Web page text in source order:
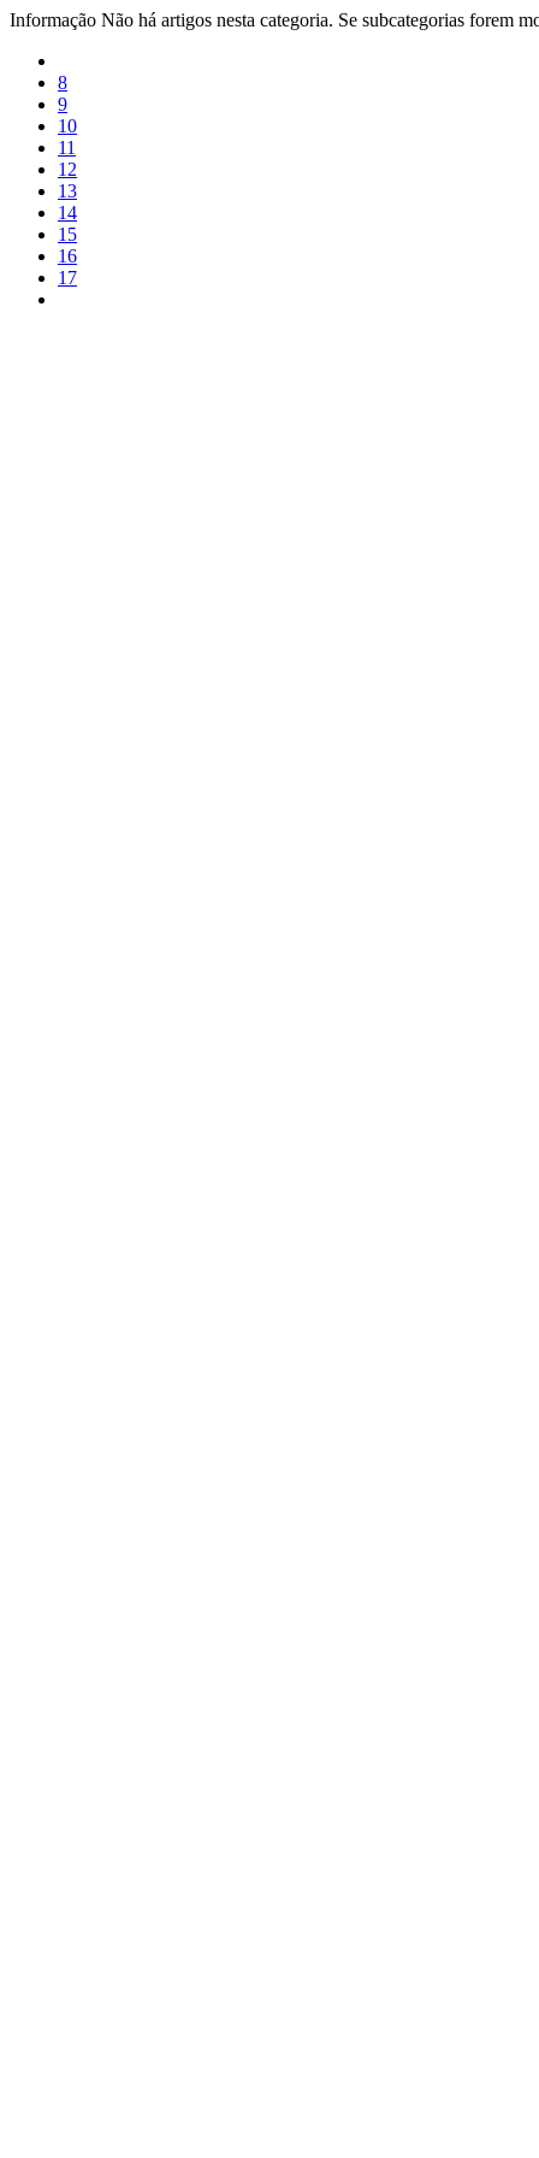
Informação Não há artigos nesta categoria. Se subcategorias forem
8
9
10
11
12
13
14
15
16
17